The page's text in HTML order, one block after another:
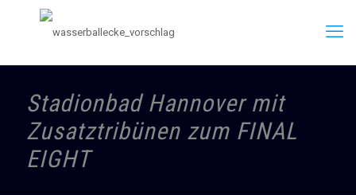
Stadionbad Hannover mit
Zusatztribünen zum FINAL
EIGHT